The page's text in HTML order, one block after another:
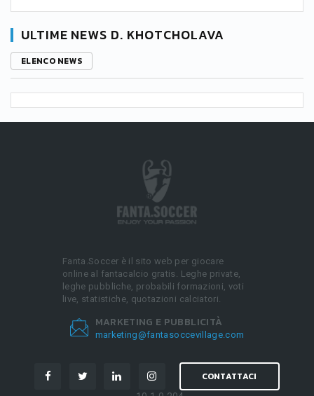
ULTIME NEWS D. KHOTCHOLAVA
ELENCO NEWS
Fanta.Soccer è il sito web per giocare
online al fantacalcio gratis. Leghe private,
leghe pubbliche, probabili formazioni, voti
live, statistiche, quotazioni calciatori.
MARKETING E PUBBLICITÀ
marketing@fantasoccevillage.com
CONTATTACI